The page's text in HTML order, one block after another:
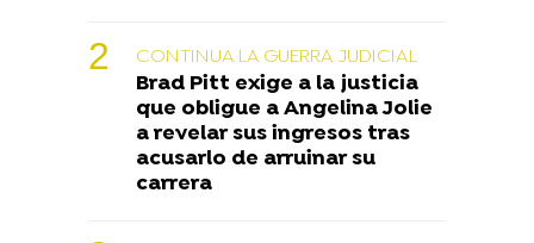
CONTINUA LA GUERRA JUDICIAL
Brad Pitt exige a la justicia
que obligue a Angelina Jolie
a revelar sus ingresos tras
acusarlo de arruinar su
carrera